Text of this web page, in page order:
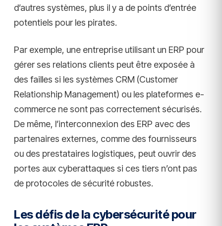
d’autres systèmes, plus il y a de points d’entrée
potentiels pour les pirates.
Par exemple, une entreprise utilisant un ERP pour
gérer ses relations clients peut être exposée à
des failles si les systèmes CRM (Customer
Relationship Management) ou les plateformes e-
commerce ne sont pas correctement sécurisés.
De même, l’interconnexion des ERP avec des
partenaires externes, comme des fournisseurs
ou des prestataires logistiques, peut ouvrir des
portes aux cyberattaques si ces tiers n’ont pas
de protocoles de sécurité robustes.
Les défis de la cybersécurité pour